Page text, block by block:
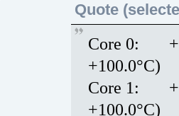
Quote
Core 0:
+100.0°C)
Core 1:
+100.0°C)